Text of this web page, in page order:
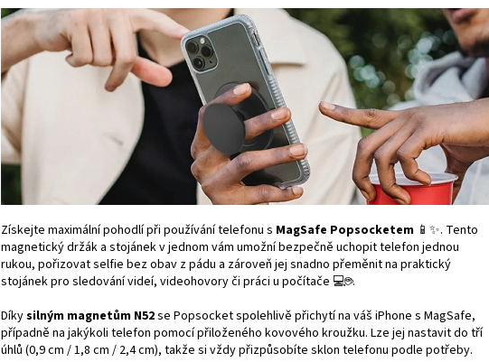
Získejte maximální pohodlí při používání telefonu s MagSafe Popsocketem 📱✨. Tento
magnetický držák a stojánek v jednom vám umožní bezpečně uchopit telefon jednou
rukou, pořizovat selfie bez obav z pádu a zároveň jej snadno přeměnit na praktický
stojánek pro sledování videí, videohovory či práci u počítače 💻☕.
Díkysilným magnetům N52se Popsocket spolehlivě přichytí na váš iPhone s MagSafe,
případně na jakýkoli telefon pomocí přiloženého kovového kroužku. Lze jej nastavit do tří
úhlů (0,9 cm / 1,8 cm / 2,4 cm), takže si vždy přizpůsobíte sklon telefonu podle potřeby.